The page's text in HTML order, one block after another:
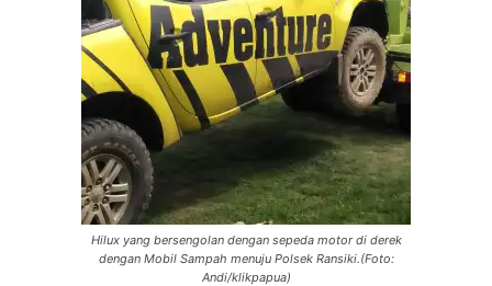
Hilux yang bersengolan dengan sepeda motor di derek
dengan Mobil Sampah menuju Polsek Ransiki.(Foto:
Andi/klikpapua)